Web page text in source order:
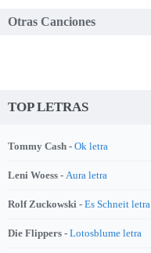
Otras Canciones
TOP LETRAS
Tommy Cash - Ok letra
Leni Woess - Aura letra
Rolf Zuckowski - Es Schneit letra
Die Flippers - Lotosblume letra